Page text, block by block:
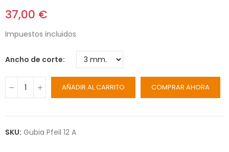
37,00 €
Impuestos incluidos
Ancho de corte
AÑADIR AL CARRITO COMPRAR AHORA
SKU: Gubia Pfeil 12 A